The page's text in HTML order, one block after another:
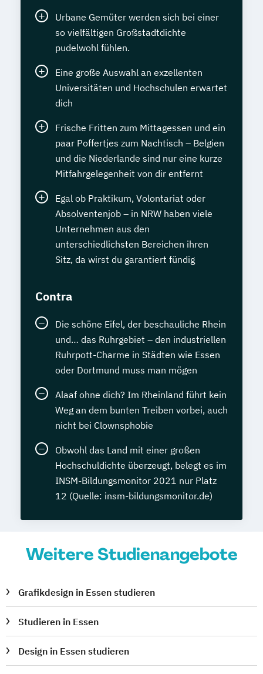
Urbane Gemüter werden sich bei einer
so vielfältigen Großstadtdichte
pudelwohl fühlen.
Eine große Auswahl an exzellenten
Universitäten und Hochschulen erwartet
dich
Frische Fritten zum Mittagessen und ein
paar Poffertjes zum Nachtisch – Belgien
und die Niederlande sind nur eine kurze
Mitfahrgelegenheit von dir entfernt
Egal ob Praktikum, Volontariat oder
Absolventenjob – in NRW haben viele
Unternehmen aus den
unterschiedlichsten Bereichen ihren
Sitz, da wirst du garantiert fündig
Contra
Die schöne Eifel, der beschauliche Rhein
und… das Ruhrgebiet – den industriellen
Ruhrpott-Charme in Städten wie Essen
oder Dortmund muss man mögen
Alaaf ohne dich? Im Rheinland führt kein
Weg an dem bunten Treiben vorbei, auch
nicht bei Clownsphobie
Obwohl das Land mit einer großen
Hochschuldichte überzeugt, belegt es im
INSM-Bildungsmonitor 2021 nur Platz
12 (Quelle: insm-bildungsmonitor.de)
Weitere Studienangebote
Grafikdesign in Essen studieren
Studieren in Essen
Design in Essen studieren